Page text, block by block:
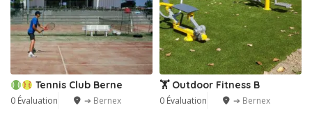
Tennis Club Berne
0 Évaluation ➔ Bernex
🏋️ Outdoor Fitness B
0 Évaluation ➔ Bernex